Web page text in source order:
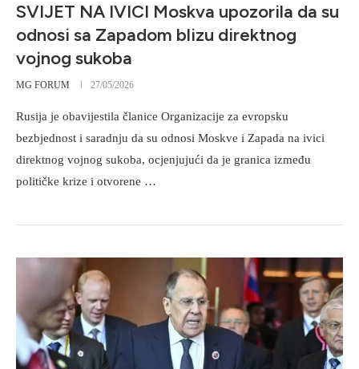
SVIJET NA IVICI Moskva upozorila da su
odnosi sa Zapadom blizu direktnog
vojnog sukoba
MG FORUM 27/05/2026
Rusija je obavijestila članice Organizacije za evropsku
bezbjednost i saradnju da su odnosi Moskve i Zapada na ivici
direktnog vojnog sukoba, ocjenjujući da je granica između
političke krize i otvorene …